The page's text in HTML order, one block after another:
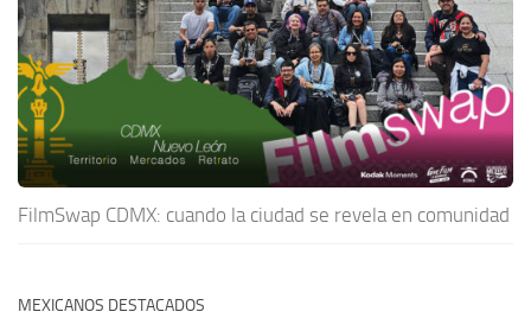
FilmSwap CDMX: cuando la ciudad se revela en comunidad
MEXICANOS DESTACADOS